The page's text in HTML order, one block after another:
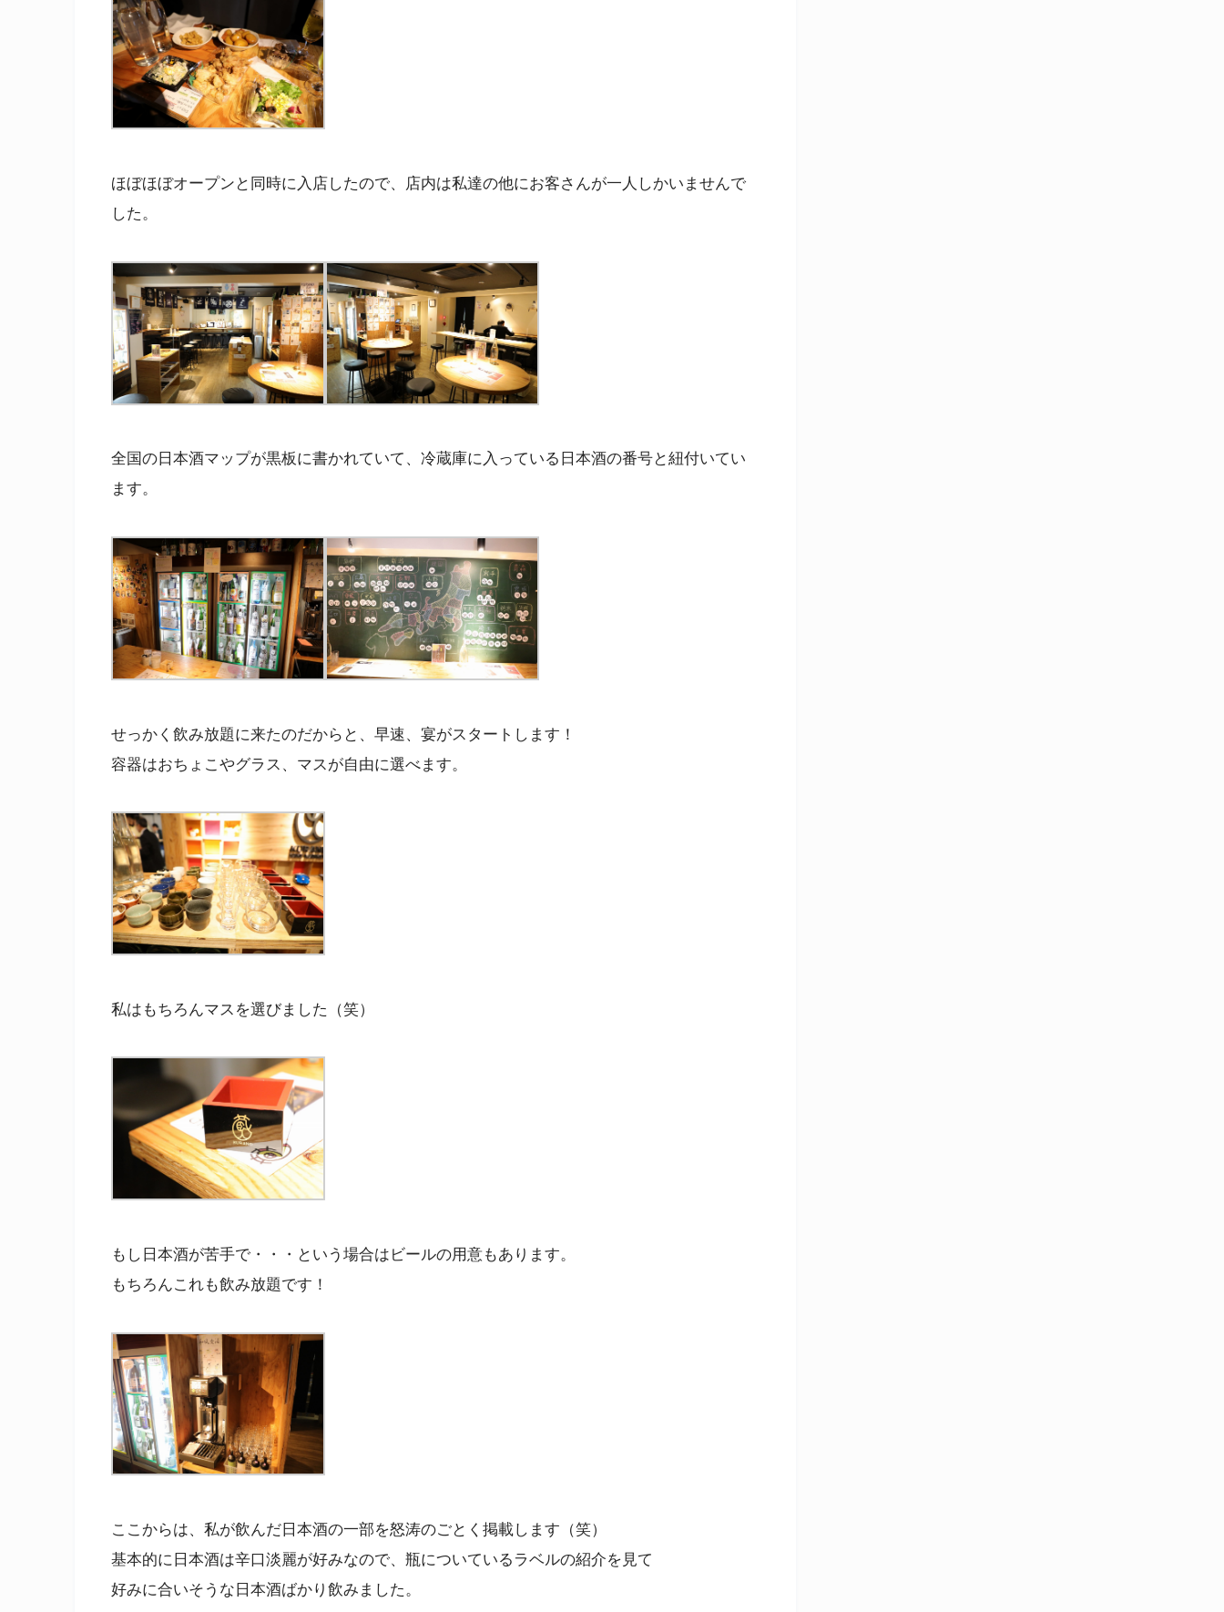
ほぼほぼオープンと同時に入店したので、店内は私達の他にお客さんが一人しかいませんで
した。
全国の日本酒マップが黒板に書かれていて、冷蔵庫に入っている日本酒の番号と紐付いてい
ます。
せっかく飲み放題に来たのだからと、早速、宴がスタートします！
容器はおちょこやグラス、マスが自由に選べます。
私はもちろんマスを選びました（笑）
もし日本酒が苦手で・・・という場合はビールの用意もあります。
もちろんこれも飲み放題です！
ここからは、私が飲んだ日本酒の一部を怒涛のごとく掲載します（笑）
基本的に日本酒は辛口淡麗が好みなので、瓶についているラベルの紹介を見て
好みに合いそうな日本酒ばかり飲みました。